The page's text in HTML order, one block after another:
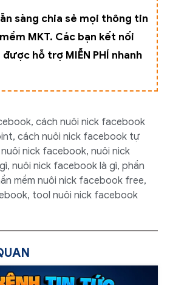
sàng chia sẻ mọi thông tin
MKT. Các bạn kết nối
hỗ trợ MIỄN PHÍ nhanh
, cách nuôi nick facebook
, cách nuôi nick facebook tự
nick facebook, nuôi nick
, nuôi nick facebook là gì, phần
mềm nuôi nick facebook free,
, tool nuôi nick facebook